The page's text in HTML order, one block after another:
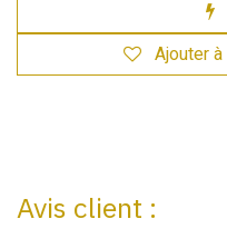
Ajouter
Avis client :